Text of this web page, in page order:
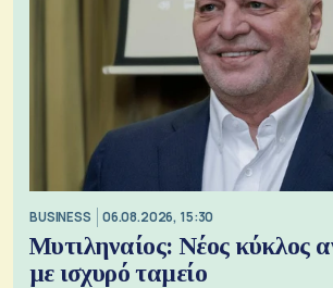
BUSINESS 06.08.2026, 15:30
Μυτιληναίος: Νέος κύκλος
με ισχυρό ταμείο